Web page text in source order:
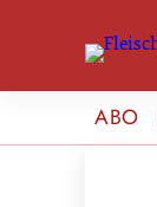
ABO